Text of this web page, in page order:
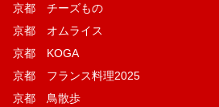
京都 チーズもの
京都 オムライス
京都 KOGA
京都 フランス料理2025
京都 鳥散歩